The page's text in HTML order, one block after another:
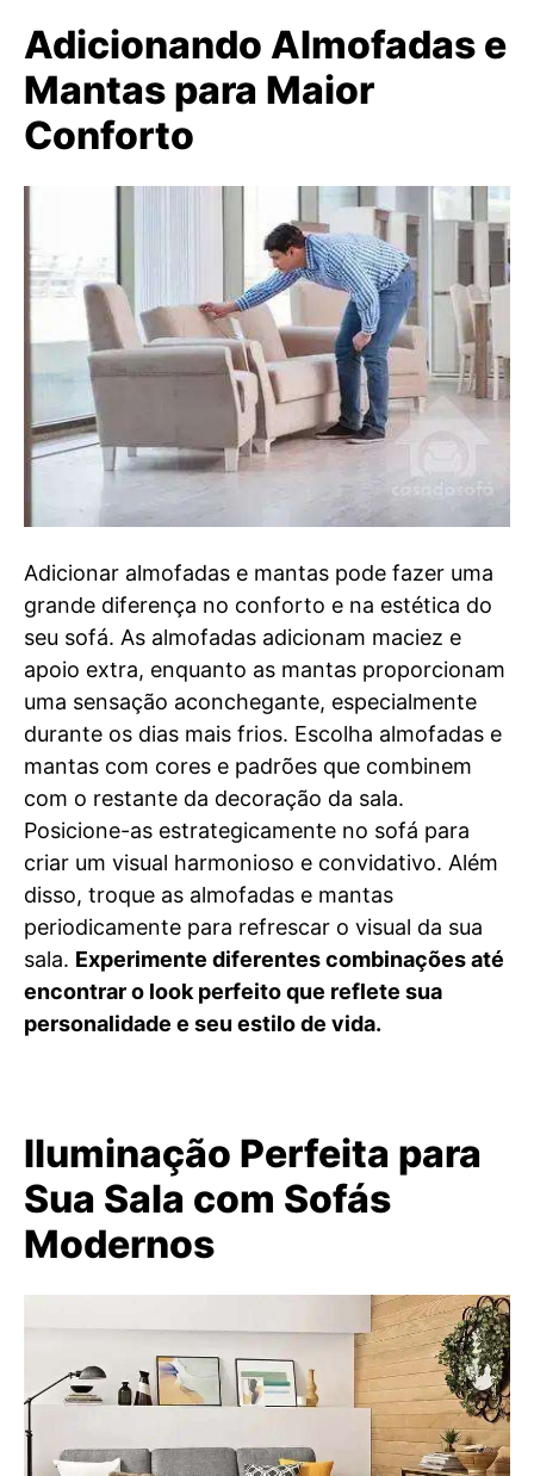
Adicionando Almofadas e
Mantas para Maior
Conforto
Adicionar almofadas e mantas pode fazer uma
grande diferença no conforto e na estética do
seu sofá. As almofadas adicionam maciez e
apoio extra, enquanto as mantas proporcionam
uma sensação aconchegante, especialmente
durante os dias mais frios. Escolha almofadas e
mantas com cores e padrões que combinem
com o restante da decoração da sala.
Posicione-as estrategicamente no sofá para
criar um visual harmonioso e convidativo. Além
disso, troque as almofadas e mantas
periodicamente para refrescar o visual da sua
sala. Experimente diferentes combinações até
encontrar o look perfeito que reflete sua
personalidade e seu estilo de vida.
Iluminação Perfeita para
Sua Sala com Sofás
Modernos